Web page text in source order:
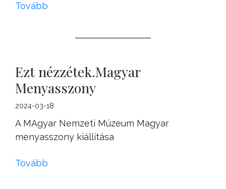
Tovább
Ezt nézzétek.Magyar
Menyasszony
2024-03-18
A MAgyar Nemzeti Múzeum Magyar
menyasszony kiállítása
Tovább